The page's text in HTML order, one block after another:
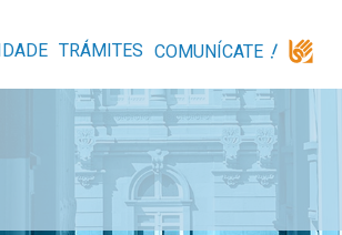
TRÁMITES COMUNÍCATE